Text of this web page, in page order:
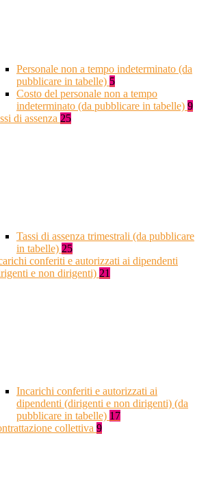
Personale non a tempo indeterminato (da
pubblicare in tabelle) 5
Costo del personale non a tempo
indeterminato (da pubblicare in tabelle) 9
di assenza 25
Tassi di assenza trimestrali (da pubblicare
in tabelle) 25
conferiti e autorizzati ai dipendenti
e non dirigenti) 21
Incarichi conferiti e autorizzati ai
dipendenti (dirigenti e non dirigenti) (da
pubblicare in tabelle) 17
collettiva 9